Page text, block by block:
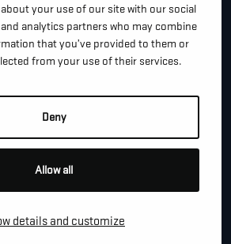
your use of our site with our social
analytics partners who may combine
that you’ve provided to them or
from your use of their services.
Deny
Allow all
details and customize
*